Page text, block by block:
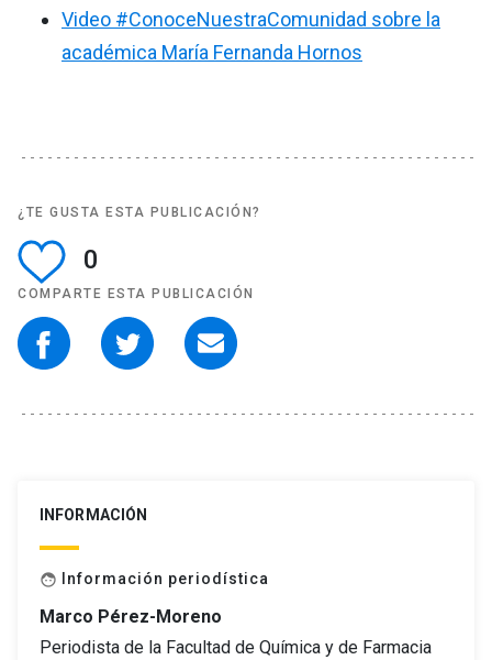
Video #ConoceNuestraComunidad sobre la
académica María Fernanda Hornos
¿TE GUSTA ESTA PUBLICACIÓN?
0
COMPARTE ESTA PUBLICACIÓN
INFORMACIÓN
face Información periodística
Marco Pérez-Moreno
Periodista de la Facultad de Química y de Farmacia